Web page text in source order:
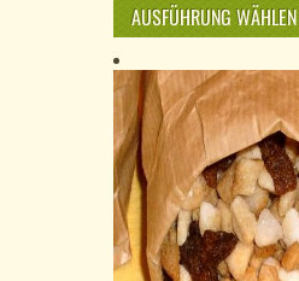
AUSFÜHRUNG WÄHLEN